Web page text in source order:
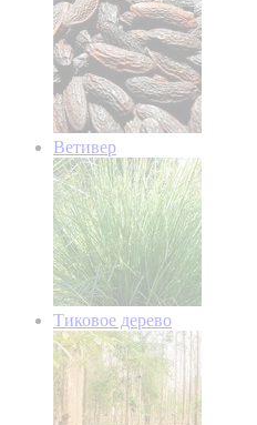
Ветивер
Тиковое дерево